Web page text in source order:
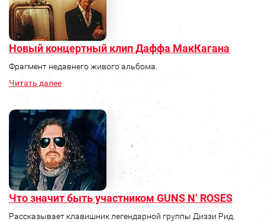
Новый концертный клип Даффа МакКагана
Фрагмент недавнего живого альбома.
Читать далее
Что значит быть участником GUNS N’ ROSES
Рассказывает клавишник легендарной группы Диззи Рид.